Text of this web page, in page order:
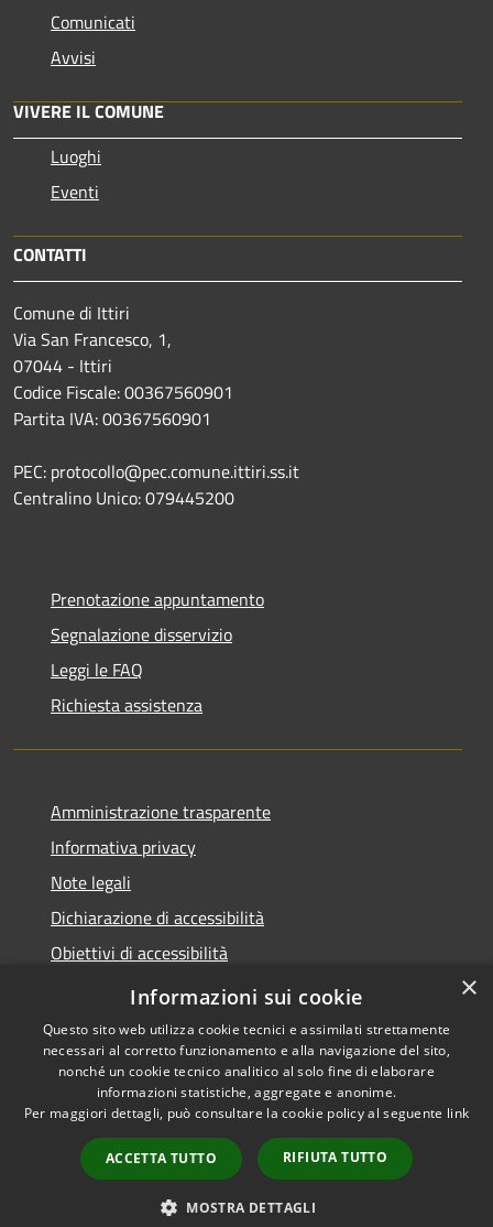
Comunicati
Avvisi
VIVERE IL COMUNE
Luoghi
Eventi
CONTATTI
Comune di Ittiri
Via San Francesco, 1,
07044 - Ittiri
Codice Fiscale: 00367560901
Partita IVA: 00367560901
PEC: protocollo@pec.comune.ittiri.ss.it
Centralino Unico: 079445200
Prenotazione appuntamento
Segnalazione disservizio
Leggi le FAQ
Richiesta assistenza
Amministrazione trasparente
Informativa privacy
Note legali
Dichiarazione di accessibilità
Obiettivi di accessibilità
Storico Deliberazioni
Accessibilità
Copyright © 2026 • Comune di
Ittiri • Powered by
Municipium•
Accesso
redazione
×
Informazioni sui cookie
Questo sito web utilizza cookie tecnici e assimilati strettamente
necessari al corretto funzionamento e alla navigazione del sito,
nonché un cookie tecnico analitico al solo fine di elaborare
informazioni statistiche, aggregate e anonime.
Per maggiori dettagli, può consultare la cookie policy al seguente link
ACCETTA TUTTO RIFIUTA TUTTO
MOSTRA DETTAGLI